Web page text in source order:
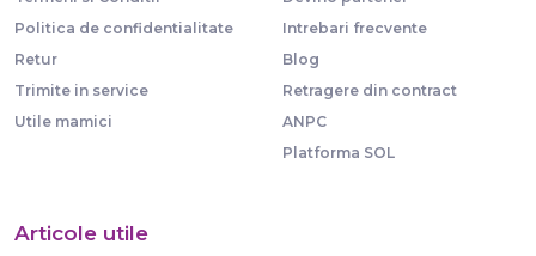
Politica de confidentialitate
Retur
Trimite in service
Utile mamici
Intrebari frecvente
Blog
Retragere din contract
ANPC
Platforma SOL
Articole utile